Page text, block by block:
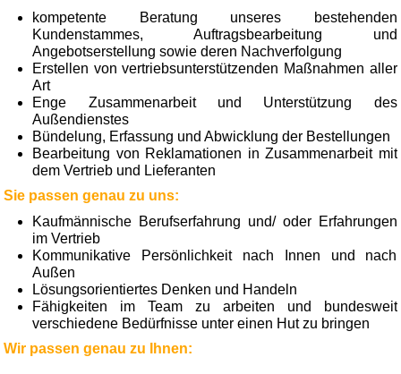
kompetente Beratung unseres bestehenden
Kundenstammes, Auftragsbearbeitung und
Angebotserstellung sowie deren Nachverfolgung
Erstellen von vertriebsunterstützenden Maßnahmen aller
Art
Enge Zusammenarbeit und Unterstützung des
Außendienstes
Bündelung, Erfassung und Abwicklung der Bestellungen
Bearbeitung von Reklamationen in Zusammen­arbeit mit
dem Vertrieb und Lieferanten
Sie passen genau zu uns:
Kaufmännische Berufserfahrung und/ oder Erfahrungen
im Vertrieb
Kommunikative Persönlichkeit nach Innen und nach
Außen
Lösungsorientiertes Denken und Handeln
Fähigkeiten im Team zu arbeiten und bundesweit
verschiedene Bedürfnisse unter einen Hut zu bringen
Wir passen genau zu Ihnen: